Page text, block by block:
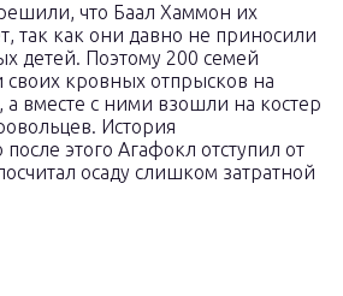
что Баал Хаммон их
так как они давно не приносили
детей. Поэтому 200 семей
своих кровных отпрысков на
вместе с ними взошли на костер
История
после этого Агафокл отступил от
осаду слишком затратной